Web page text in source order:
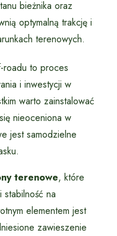
bieżnika oraz
optymalną trakcję i
terenowych.
roadu to proces
i inwestycji w
warto zainstalować
nieoceniona w
jest samodzielne
terenowe, które
na
elementem jest
zawieszenie